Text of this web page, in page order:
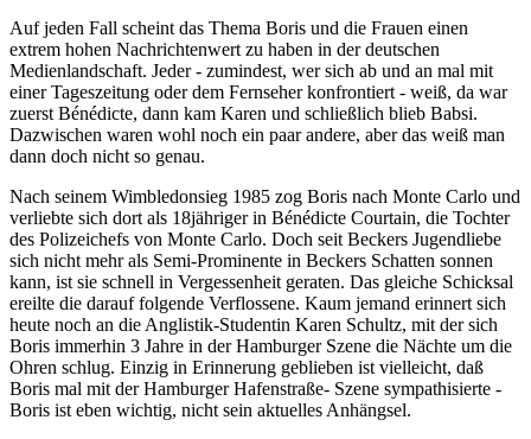
Auf jeden Fall scheint das Thema Boris und die Frauen einen
extrem hohen Nachrichtenwert zu haben in der deutschen
Medienlandschaft. Jeder - zumindest, wer sich ab und an mal mit
einer Tageszeitung oder dem Fernseher konfrontiert - weiß, da war
zuerst Bénédicte, dann kam Karen und schließlich blieb Babsi.
Dazwischen waren wohl noch ein paar andere, aber das weiß man
dann doch nicht so genau.
Nach seinem Wimbledonsieg 1985 zog Boris nach Monte Carlo und
verliebte sich dort als 18jähriger in Bénédicte Courtain, die Tochter
des Polizeichefs von Monte Carlo. Doch seit Beckers Jugendliebe
sich nicht mehr als Semi-Prominente in Beckers Schatten sonnen
kann, ist sie schnell in Vergessenheit geraten. Das gleiche Schicksal
ereilte die darauf folgende Verflossene. Kaum jemand erinnert sich
heute noch an die Anglistik-Studentin Karen Schultz, mit der sich
Boris immerhin 3 Jahre in der Hamburger Szene die Nächte um die
Ohren schlug. Einzig in Erinnerung geblieben ist vielleicht, daß
Boris mal mit der Hamburger Hafenstraße- Szene sympathisierte -
Boris ist eben wichtig, nicht sein aktuelles Anhängsel.